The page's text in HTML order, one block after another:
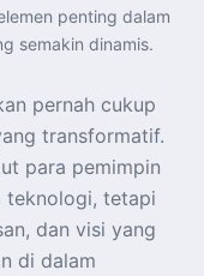
penting dalam
semakin dinamis.
pernah cukup
transformatif.
para pemimpin
teknologi, tetapi
dan visi yang
di dalam